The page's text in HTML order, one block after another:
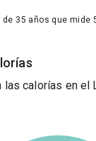
de 35 años que mide
calorías en el